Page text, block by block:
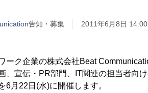
告知・募集 2011年6月8日 14:00
ーク企業の株式会社Beat
、宣伝・PR部門、IT関連の担当者向
6月22日(水)に開催します。